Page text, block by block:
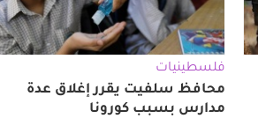
فلسطينيات
محافظ سلفيت يقرر إغلاق عدة
مدارس بسبب كورونا